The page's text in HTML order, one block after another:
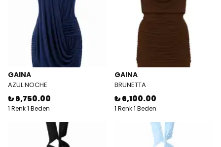
GAINA
AZUL NOCHE
₺ 6,750.00
1 Renk 1 Beden
GAINA
BRUNETTA
₺ 6,100.00
1 Renk 1 Beden